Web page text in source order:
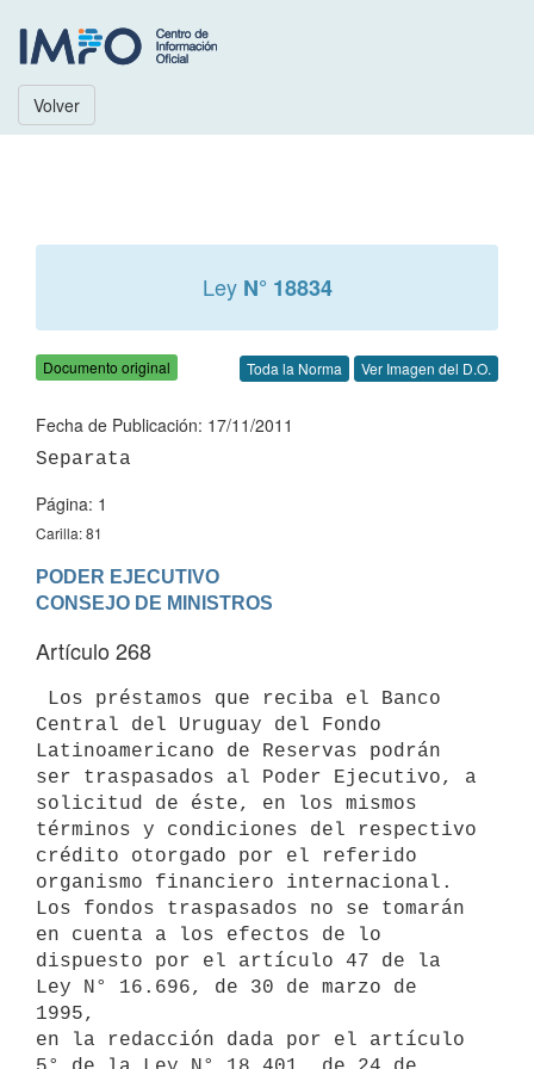
Volver
Ley N° 18834
Documento original Toda la Norma Ver Imagen del D.O.
Fecha de Publicación: 17/11/2011
Página: 1
Carilla: 81
PODER EJECUTIVO
Artículo 268
Central del Uruguay del Fondo
Latinoamericano de Reservas podrán
ser traspasados al Poder Ejecutivo, a
solicitud de éste, en los mismos
términos y condiciones del respectivo
crédito otorgado por el referido
organismo financiero internacional.
Los fondos traspasados no se tomarán
en cuenta a los efectos de lo
dispuesto por el artículo 47 de la
Ley N° 16.696, de 30 de marzo de
1995,
en la redacción dada por el artículo